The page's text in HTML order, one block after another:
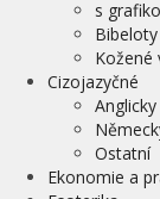
s
Bibeloty
Kožené
Cizojazyčné
Anglicky
Ostatní
Ekonomie a